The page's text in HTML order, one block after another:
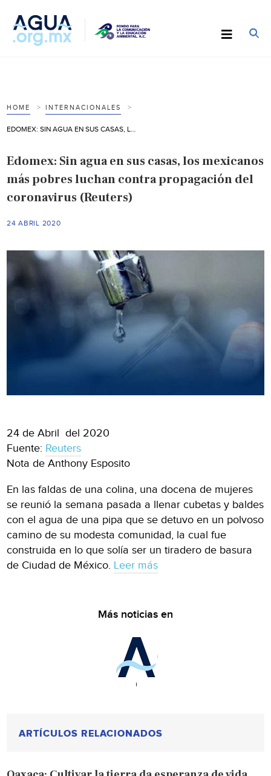
HOME INTERNACIONALES
Edomex: Sin agua en sus casas, los mexicanos
más pobres luchan contra propagación del
coronavirus (Reuters)
24 ABRIL 2020
24 de Abril del 2020
Fuente: Reuters
Nota de Anthony Esposito
En las faldas de una colina, una docena de mujeres
se reunió la semana pasada a llenar cubetas y baldes
con el agua de una pipa que se detuvo en un polvoso
camino de su modesta comunidad, la cual fue
construida en lo que solía ser un tiradero de basura
de Ciudad de México. Leer más
Más noticias en
ARTÍCULOS RELACIONADOS